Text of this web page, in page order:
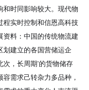
和时同影响较大。现代物
程实时控制和信恩高科技
资料：中国的传统物流建
划建立的各国营储运企
次，长周期'的货物储存
需求己转杂力多品种，